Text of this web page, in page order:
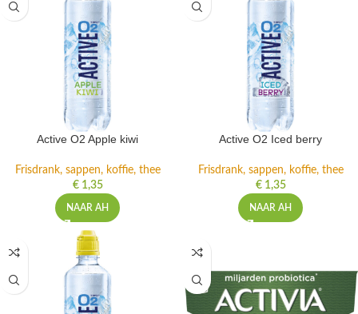
Active O2 Apple kiwi
Frisdrank, sappen, koffie, thee
€1,35
NAAR AH
Active O2 Iced berry
Frisdrank, sappen, koffie, thee
€1,35
NAAR AH